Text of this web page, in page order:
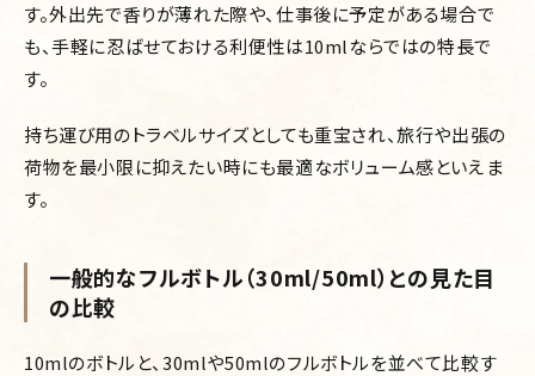
す。外出先で香りが薄れた際や、仕事後に予定がある場合で
も、手軽に忍ばせておける利便性は10mlならではの特長で
す。
持ち運び用のトラベルサイズとしても重宝され、旅行や出張の
荷物を最小限に抑えたい時にも最適なボリューム感といえま
す。
一般的なフルボトル（30ml/50ml）との見た目
の比較
10mlのボトルと、30mlや50mlのフルボトルを並べて比較す